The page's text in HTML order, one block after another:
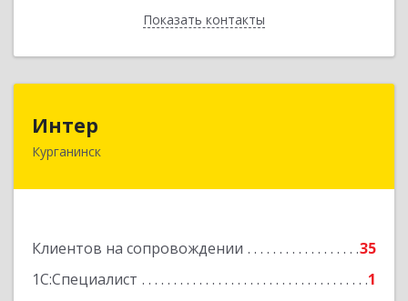
Показать контакты
Назад
Интер
Курганинск
Клиентов на сопровождении
35
1С:Специалист
1
352430, Краснодарский край, Курганинск г,